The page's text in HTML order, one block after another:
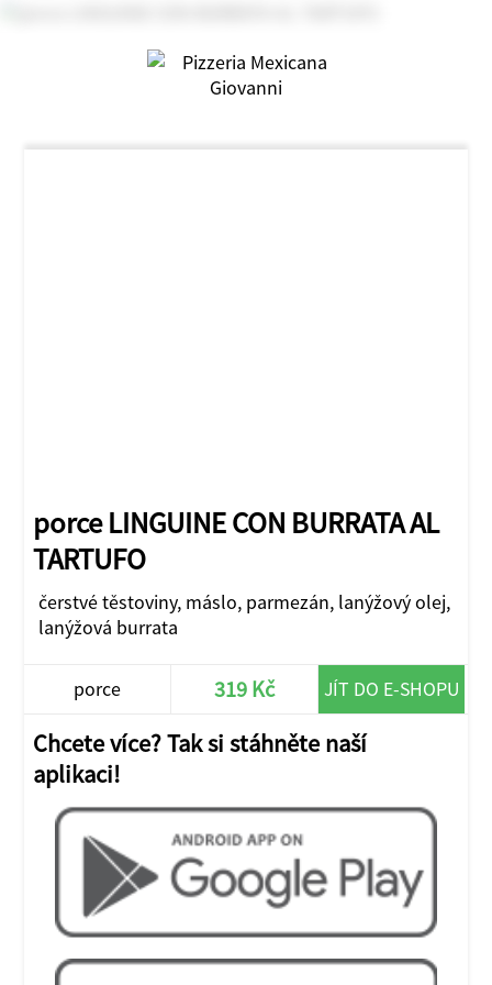
porce LINGUINE CON BURRATA AL
TARTUFO
čerstvé těstoviny, máslo, parmezán, lanýžový olej,
lanýžová burrata
porce 319 Kč JÍT DO E-SHOPU
Chcete více? Tak si stáhněte naší
aplikaci!